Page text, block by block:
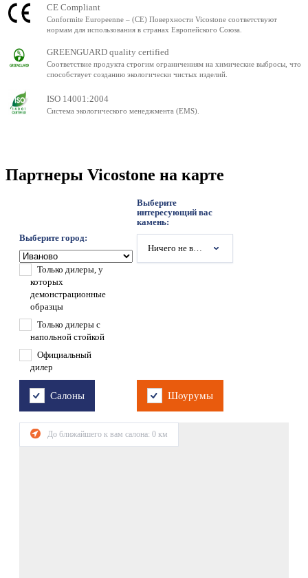
CE Compliant
Conformite Europeenne – (CE) Поверхности Vicostone соответствуют
нормам для использования в странах Европейского Союза.
GREENGUARD quality certified
Соответствие продукта строгим ограничениям на химические выбросы, что
способствует созданию экологически чистых изделий.
ISO 14001:2004
Система экологического менеджмента (EMS).
Партнеры Vicostone на карте
Выберите город:
Выберите
интересующий вас
камень:
Ничего не выбрано
Только дилеры, у
которых
демонстрационные
образцы
Только дилеры с
напольной стойкой
Официальный
дилер
Салоны Шоурумы
До ближайшего к вам салона: 0 км